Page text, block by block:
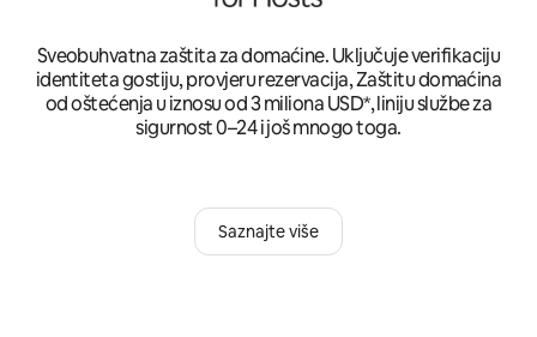
Sveobuhvatna zaštita za domaćine. Uključuje verifikaciju
identiteta gostiju, provjeru rezervacija, Zaštitu domaćina
od oštećenja u iznosu od 3 miliona USD*, liniju službe za
sigurnost 0–24 i još mnogo toga.
Saznajte više